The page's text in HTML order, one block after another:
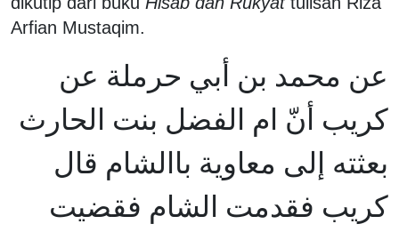
Arfian Mustaqim.
عن محمد بن أبي حرملة عن
كريب أنّ ام الفضل بنت الحارث
بعثته إلى معاوية باالشام قال
كريب فقدمت الشام فقضيت